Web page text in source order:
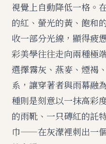
視覺上自動降低一格。
的紅、螢光的黃、飽和
收一部分光線，顯得疲
彩美學往往走向兩種極
選擇霧灰、燕麥、煙褐
系，讓穿著者與雨幕融
種則是刻意以一抹高
的雨靴、一只磚紅的託
巾——在灰濛裡刺出一